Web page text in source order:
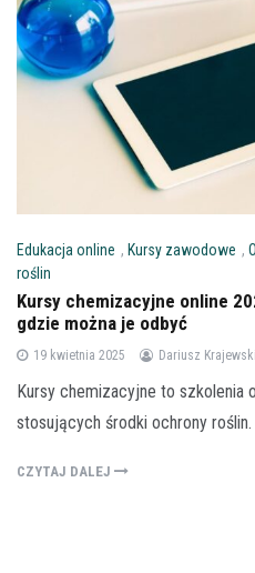
Edukacja online , Kursy zawodowe ,
roślin
Kursy chemizacyjne online
gdzie można je odbyć
19 kwietnia 2025 Dariusz Krajewski
Kursy chemizacyjne to szkolenia
stosujących środki ochrony
CZYTAJ DALEJ